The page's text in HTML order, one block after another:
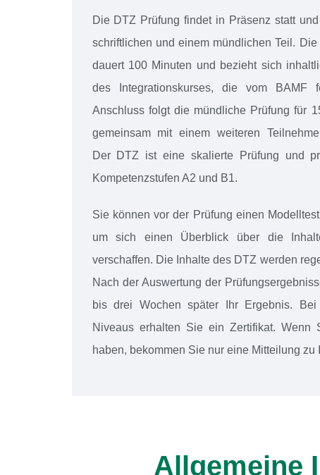
Die DTZ Prüfung findet in Präsenz statt
schriftlichen und einem mündlichen Teil.
dauert 100 Minuten und bezieht sich
des Integrationskurses, die vom BAMF
Anschluss folgt die mündliche Prüfung für
gemeinsam mit einem weiteren
Der DTZ ist eine skalierte Prüfung und
Kompetenzstufen A2 und B1.
Sie können vor der Prüfung einen
um sich einen Überblick über die
verschaffen. Die Inhalte des DTZ werden
Nach der Auswertung der
bis drei Wochen später Ihr Ergebnis.
Niveaus erhalten Sie ein Zertifikat. Wenn
haben, bekommen Sie nur eine Mitteilung zu
Allgemeine